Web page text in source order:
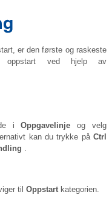
er den første og raskeste
oppstart ved hjelp av
iOppgavelinje og velg
kan du trykke påCtrl
.
til Oppstartkategorien.